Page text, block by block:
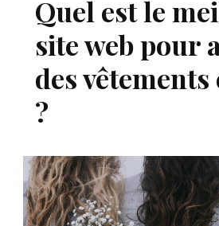
Quel est le
site web pour
des
?